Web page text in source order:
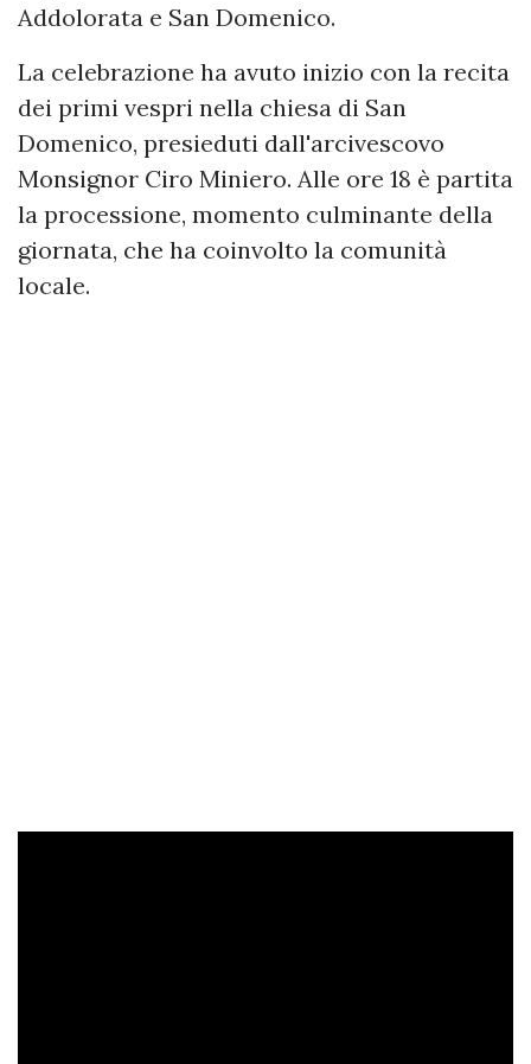
Addolorata e San Domenico.
La celebrazione ha avuto inizio con la recita
dei primi vespri nella chiesa di San
Domenico, presieduti dall'arcivescovo
Monsignor Ciro Miniero. Alle ore 18 è partita
la processione, momento culminante della
giornata, che ha coinvolto la comunità
locale.